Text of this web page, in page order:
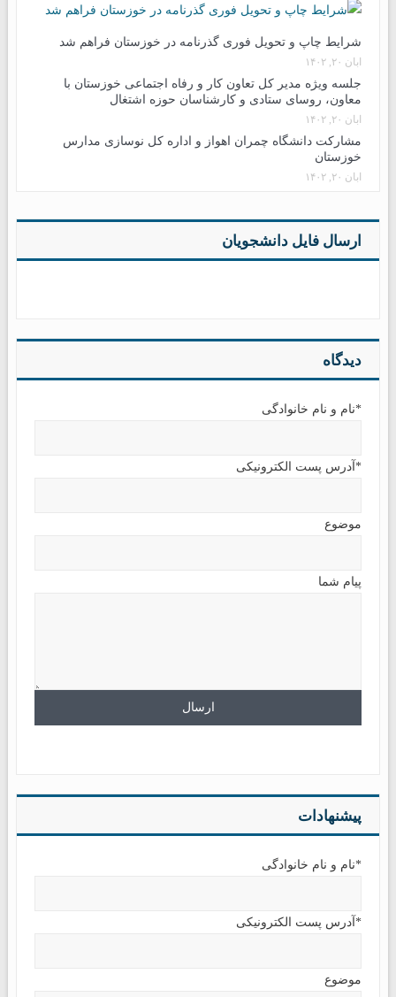
شرایط چاپ و تحویل فوری گذرنامه در خوزستان فراهم شد
آبان ۲۰, ۱۴۰۲
جلسه ویژه مدیر کل تعاون کار و رفاه اجتماعی خوزستان با
معاون، روسای ستادی و کارشناسان حوزه اشتغال
آبان ۲۰, ۱۴۰۲
مشارکت دانشگاه چمران اهواز و اداره کل نوسازی مدارس
خوزستان
آبان ۲۰, ۱۴۰۲
ارسال فایل دانشجویان
دیدگاه
*نام و نام خانوادگی
*آدرس پست الکترونیکی
موضوع
پیام شما
پیشنهادات
*نام و نام خانوادگی
*آدرس پست الکترونیکی
موضوع